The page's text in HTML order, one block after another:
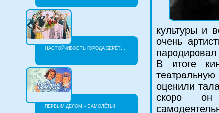
НАСТОЙЧИВОСТЬ ГОРОДА БЕРЁТ…
ПЕРВЫМ ДЕЛОМ – САМОЛЁТЫ!
культуры и
очень
В итоге
оценили
скоро